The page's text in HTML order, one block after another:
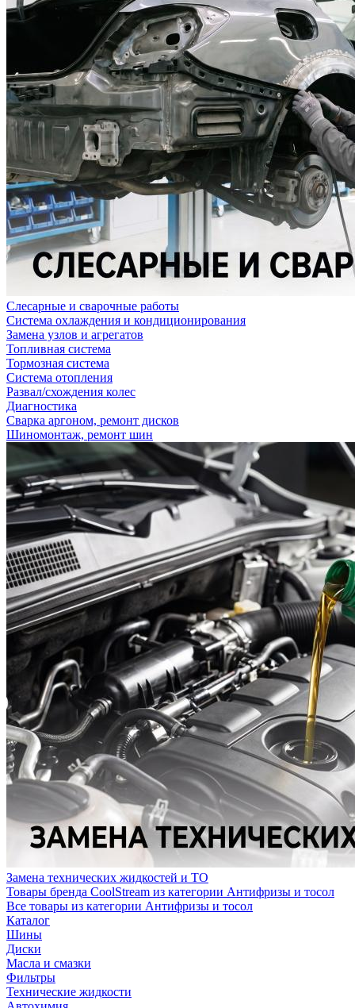
Слесарные и сварочные работы
Система охлаждения и кондиционирования
Замена узлов и агрегатов
Топливная система
Тормозная система
Система отопления
Развал/схождения колес
Диагностика
Сварка аргоном, ремонт дисков
Шиномонтаж, ремонт шин
Замена технических жидкостей и ТО
Товары бренда CoolStream из категории Антифризы и тосол
Все товары из категории Антифризы и тосол
Каталог
Шины
Диски
Масла и смазки
Фильтры
Технические жидкости